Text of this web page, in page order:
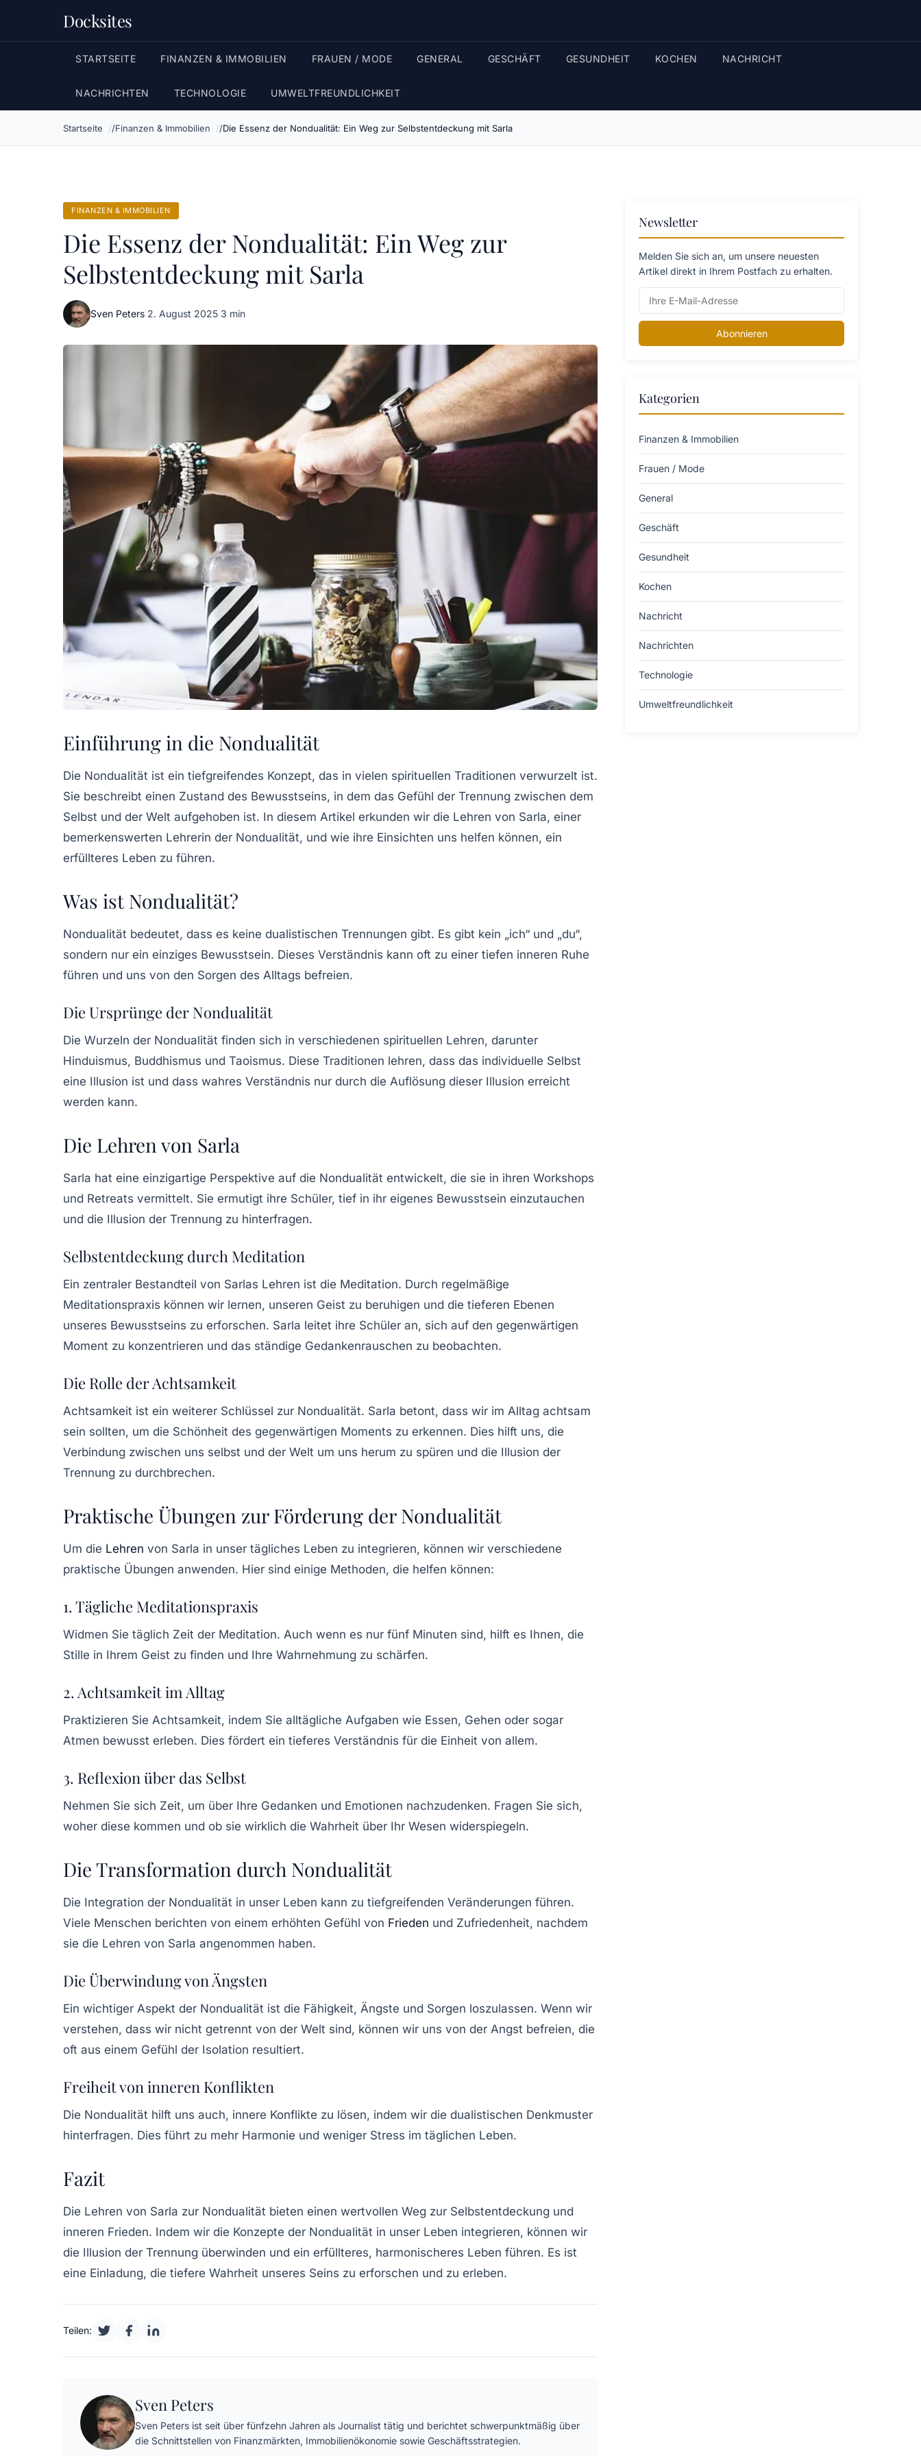
Docksites
STARTSEITE FINANZEN & IMMOBILIEN FRAUEN / MODE GENERAL GESCHÄFT GESUNDHEIT KOCHEN NACHRICHT
NACHRICHTEN TECHNOLOGIE UMWELTFREUNDLICHKEIT
Startseite Finanzen & Immobilien Die Essenz der Nondualität: Ein Weg zur Selbstentdeckung mit Sarla
FINANZEN & IMMOBILIEN
Die Essenz der Nondualität: Ein Weg zur
Selbstentdeckung mit Sarla
Sven Peters·2. August 2025·3 min
Einführung in die Nondualität
Die Nondualität ist ein tiefgreifendes Konzept, das in vielen spirituellen Traditionen verwurzelt ist.
Sie beschreibt einen Zustand des Bewusstseins, in dem das Gefühl der Trennung zwischen dem
Selbst und der Welt aufgehoben ist. In diesem Artikel erkunden wir die Lehren von Sarla, einer
bemerkenswerten Lehrerin der Nondualität, und wie ihre Einsichten uns helfen können, ein
erfüllteres Leben zu führen.
Was ist Nondualität?
Nondualität bedeutet, dass es keine dualistischen Trennungen gibt. Es gibt kein „ich“ und „du“,
sondern nur ein einziges Bewusstsein. Dieses Verständnis kann oft zu einer tiefen inneren Ruhe
führen und uns von den Sorgen des Alltags befreien.
Die Ursprünge der Nondualität
Die Wurzeln der Nondualität finden sich in verschiedenen spirituellen Lehren, darunter
Hinduismus, Buddhismus und Taoismus. Diese Traditionen lehren, dass das individuelle Selbst
eine Illusion ist und dass wahres Verständnis nur durch die Auflösung dieser Illusion erreicht
werden kann.
Die Lehren von Sarla
Sarla hat eine einzigartige Perspektive auf die Nondualität entwickelt, die sie in ihren Workshops
und Retreats vermittelt. Sie ermutigt ihre Schüler, tief in ihr eigenes Bewusstsein einzutauchen
und die Illusion der Trennung zu hinterfragen.
Selbstentdeckung durch Meditation
Ein zentraler Bestandteil von Sarlas Lehren ist die Meditation. Durch regelmäßige
Meditationspraxis können wir lernen, unseren Geist zu beruhigen und die tieferen Ebenen
unseres Bewusstseins zu erforschen. Sarla leitet ihre Schüler an, sich auf den gegenwärtigen
Moment zu konzentrieren und das ständige Gedankenrauschen zu beobachten.
Die Rolle der Achtsamkeit
Achtsamkeit ist ein weiterer Schlüssel zur Nondualität. Sarla betont, dass wir im Alltag achtsam
sein sollten, um die Schönheit des gegenwärtigen Moments zu erkennen. Dies hilft uns, die
Verbindung zwischen uns selbst und der Welt um uns herum zu spüren und die Illusion der
Trennung zu durchbrechen.
Praktische Übungen zur Förderung der Nondualität
Um die Lehren von Sarla in unser tägliches Leben zu integrieren, können wir verschiedene
praktische Übungen anwenden. Hier sind einige Methoden, die helfen können:
1. Tägliche Meditationspraxis
Widmen Sie täglich Zeit der Meditation. Auch wenn es nur fünf Minuten sind, hilft es Ihnen, die
Stille in Ihrem Geist zu finden und Ihre Wahrnehmung zu schärfen.
2. Achtsamkeit im Alltag
Praktizieren Sie Achtsamkeit, indem Sie alltägliche Aufgaben wie Essen, Gehen oder sogar
Atmen bewusst erleben. Dies fördert ein tieferes Verständnis für die Einheit von allem.
3. Reflexion über das Selbst
Nehmen Sie sich Zeit, um über Ihre Gedanken und Emotionen nachzudenken. Fragen Sie sich,
woher diese kommen und ob sie wirklich die Wahrheit über Ihr Wesen widerspiegeln.
Die Transformation durch Nondualität
Die Integration der Nondualität in unser Leben kann zu tiefgreifenden Veränderungen führen.
Viele Menschen berichten von einem erhöhten Gefühl von Frieden und Zufriedenheit, nachdem
sie die Lehren von Sarla angenommen haben.
Die Überwindung von Ängsten
Ein wichtiger Aspekt der Nondualität ist die Fähigkeit, Ängste und Sorgen loszulassen. Wenn wir
verstehen, dass wir nicht getrennt von der Welt sind, können wir uns von der Angst befreien, die
oft aus einem Gefühl der Isolation resultiert.
Freiheit von inneren Konflikten
Die Nondualität hilft uns auch, innere Konflikte zu lösen, indem wir die dualistischen Denkmuster
hinterfragen. Dies führt zu mehr Harmonie und weniger Stress im täglichen Leben.
Fazit
Die Lehren von Sarla zur Nondualität bieten einen wertvollen Weg zur Selbstentdeckung und
inneren Frieden. Indem wir die Konzepte der Nondualität in unser Leben integrieren, können wir
die Illusion der Trennung überwinden und ein erfüllteres, harmonischeres Leben führen. Es ist
eine Einladung, die tiefere Wahrheit unseres Seins zu erforschen und zu erleben.
Teilen:
Sven Peters
Sven Peters ist seit über fünfzehn Jahren als Journalist tätig und berichtet schwerpunktmäßig über
die Schnittstellen von Finanzmärkten, Immobilienökonomie sowie Geschäftsstrategien.
Newsletter
Melden Sie sich an, um unsere neuesten
Artikel direkt in Ihrem Postfach zu erhalten.
Abonnieren
Kategorien
Finanzen & Immobilien
Frauen / Mode
General
Geschäft
Gesundheit
Kochen
Nachricht
Nachrichten
Technologie
Umweltfreundlichkeit